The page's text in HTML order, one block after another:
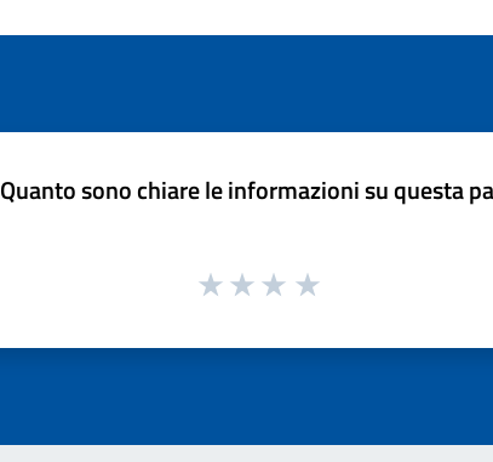
Quanto sono chiare le informazioni su questa